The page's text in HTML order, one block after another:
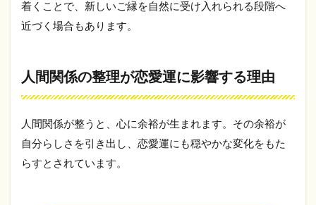
4.3
人間
理が
恋愛
運に
する
5
着くことで、新しいご縁を自然に受け入れられる段階へ
近づく場合もあります。
人間関係の整理が恋愛運に影響する理由
人間関係が整うと、心に余裕が生まれます。その余裕が
自分らしさを引き出し、恋愛運にも穏やかな変化をもた
らすとされています。